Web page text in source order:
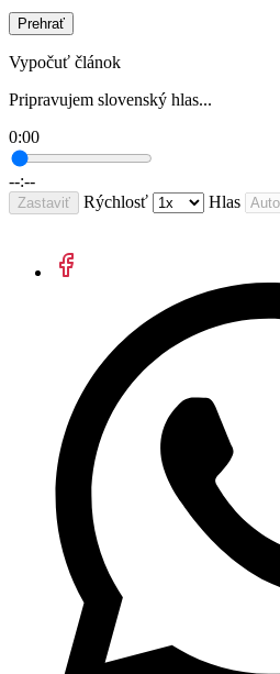
Prehrať
Vypočuť článok
Pripravujem slovenský hlas...
0:00
--:--
Zastaviť Rýchlosť Hlas